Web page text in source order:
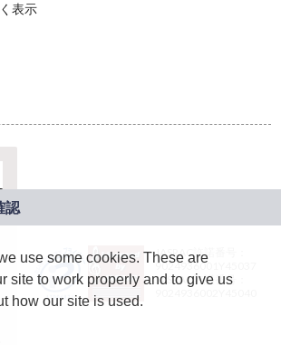
表示
JASRAC許諾番号：
9024936001Y45037
JASRAC許諾番号：
use some cookies. These are
site to work properly and to give us
how our site is used.